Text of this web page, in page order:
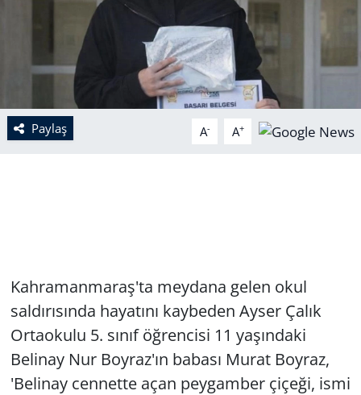
Paylaş A- A+
Kahramanmaraş'ta meydana gelen okul
saldırısında hayatını kaybeden Ayser Çalık
Ortaokulu 5. sınıf öğrencisi 11 yaşındaki
Belinay Nur Boyraz'ın babası Murat Boyraz,
'Belinay cennette açan peygamber çiçeği, ismi